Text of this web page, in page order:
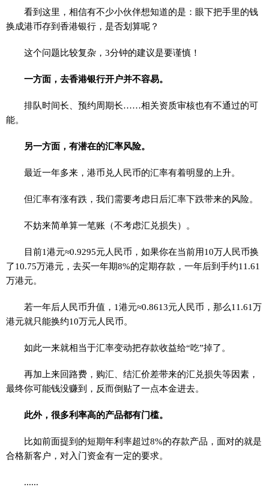
看到这里，相信有不少小伙伴想知道的是：眼下把手里的钱
换成港币存到香港银行，是否划算呢？
这个问题比较复杂，3分钟的建议是要谨慎！
一方面，去香港银行开户并不容易。
排队时间长、预约周期长……相关资质审核也有不通过的可
能。
另一方面，有潜在的汇率风险。
最近一年多来，港币兑人民币的汇率有着明显的上升。
但汇率有涨有跌，我们需要考虑日后汇率下跌带来的风险。
不妨来简单算一笔账（不考虑汇兑损失）。
目前1港元≈0.9295元人民币，如果你在当前用10万人民币换
了10.75万港元，去买一年期8%的定期存款，一年后到手约11.61
万港元。
若一年后人民币升值，1港元≈0.8613元人民币，那么11.61万
港元就只能换约10万元人民币。
如此一来就相当于汇率变动把存款收益给“吃”掉了。
再加上来回路费，购汇、结汇价差带来的汇兑损失等因素，
最终你可能钱没赚到，反而倒贴了一点本金进去。
此外，很多利率高的产品都有门槛。
比如前面提到的短期年利率超过8%的存款产品，面对的就是
合格新客户，对入门资金有一定的要求。
......